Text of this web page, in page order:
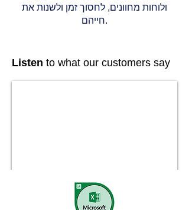
ולוחות מחוונים, לחסוך זמן ולשנות את
חייהם.
Listen to what our customers say